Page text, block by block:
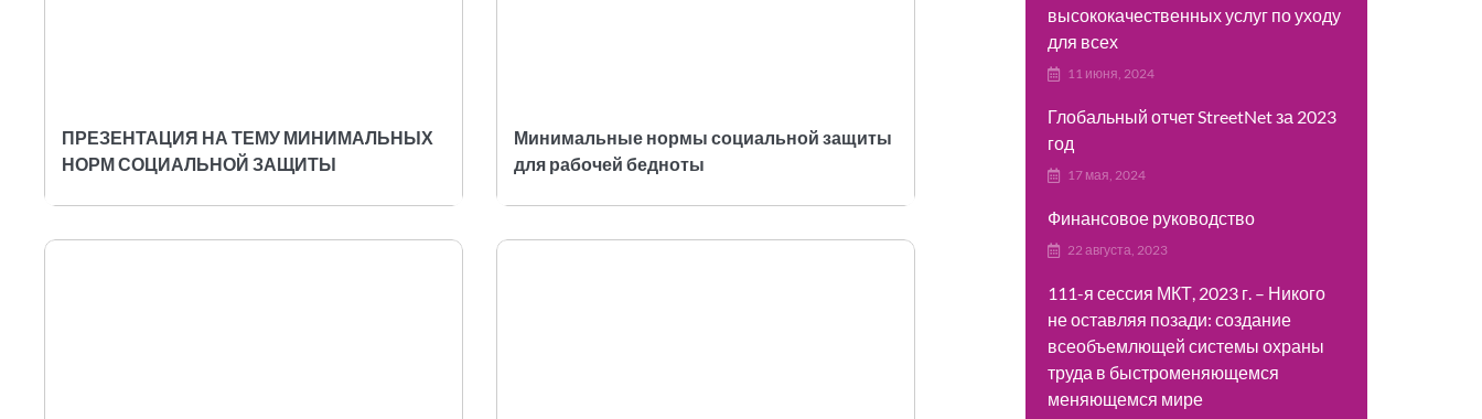
ПРЕЗЕНТАЦИЯ НА ТЕМУ МИНИМАЛЬНЫХ
НОРМ СОЦИАЛЬНОЙ ЗАЩИТЫ
Минимальные нормы социальной защиты
для рабочей бедноты
высококачественных услуг по уходу
для всех
11 июня, 2024
Глобальный отчет StreetNet за 2023
год
17 мая, 2024
Финансовое руководство
22 августа, 2023
111-я сессия МКТ, 2023 г. – Никого
не оставляя позади: создание
всеобъемлющей системы охраны
труда в быстроменяющемся
меняющемся мире